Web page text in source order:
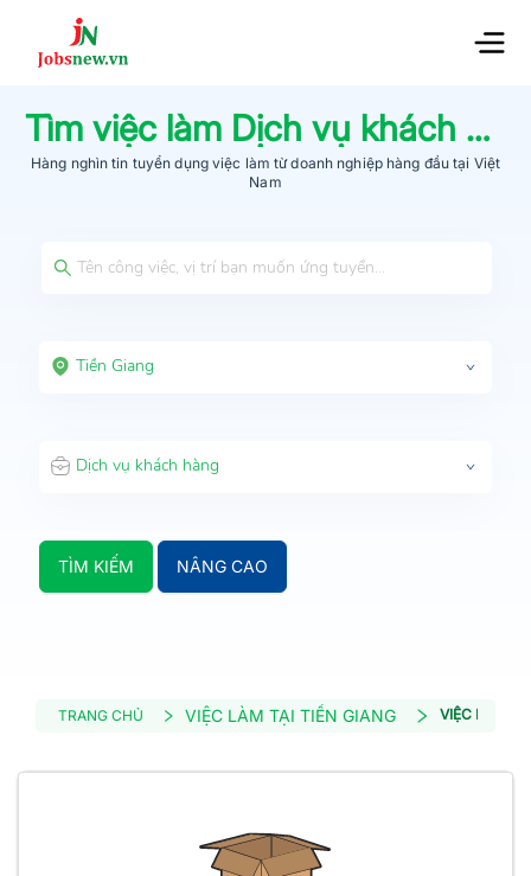
Tìm việc làm Dịch vụ khách hàng
Hàng nghìn tin tuyển dụng việc làm từdoanh nghiệp hàng đầu tại Việt
Nam
Tiền Giang
Dịch vụ khách hàng
TÌM KIẾM NÂNG CAO
TRANG CHỦ VIỆC LÀM TẠI TIỀN GIANG VIỆC LÀM